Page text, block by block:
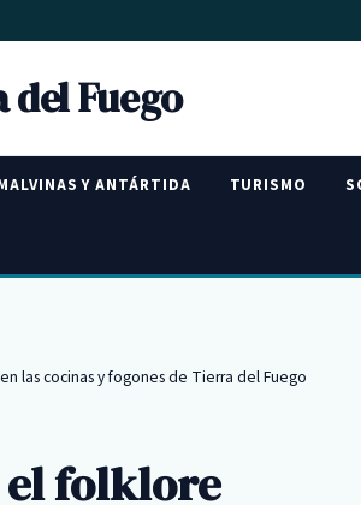
Fuego
Y ANTÁRTIDA TURISMO
las cocinas y fogones de Tierra del Fuego
el folklore